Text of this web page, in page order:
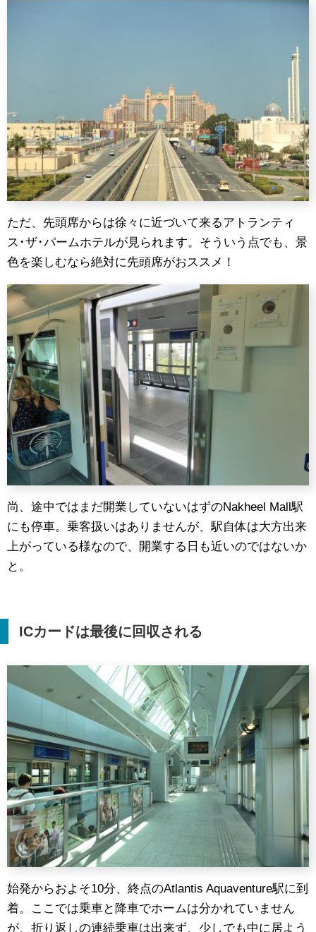
ただ、先頭席からは徐々に近づいて来るアトランティ
ス･ザ･パームホテルが見られます。そういう点でも、景
色を楽しむなら絶対に先頭席がおススメ！
尚、途中ではまだ開業していないはずのNakheel Mall駅
にも停車。乗客扱いはありませんが、駅自体は大方出来
上がっている様なので、開業する日も近いのではないか
と。
ICカードは最後に回収される
始発からおよそ10分、終点のAtlantis Aquaventure駅に到
着。ここでは乗車と降車でホームは分かれていません
が、折り返しの連続乗車は出来ず、少しでも中に居よう